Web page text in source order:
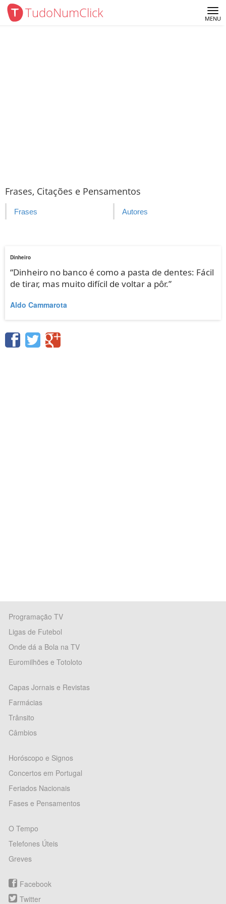
TudoNumClick MENU
Frases, Citações e Pensamentos
Frases Autores
Dinheiro
“Dinheiro no banco é como a pasta de dentes: Fácil
de tirar, mas muito difícil de voltar a pôr.”
Aldo Cammarota
Programação TV
Ligas de Futebol
Onde dá a Bola na TV
Euromilhões e Totoloto
Capas Jornais e Revistas
Farmácias
Trânsito
Câmbios
Horóscopo e Signos
Concertos em Portugal
Feriados Nacionais
Fases e Pensamentos
O Tempo
Telefones Úteis
Greves
Facebook
Twitter